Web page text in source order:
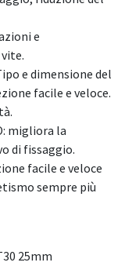
e
e dimensione del
facile e veloce.
migliora la
di fissaggio.
facile e veloce
sempre più
25mm